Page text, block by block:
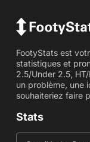
FootyStats est
statistiques et
2.5/Under 2.5,
un problème, une
souhaiteriez faire
Stats